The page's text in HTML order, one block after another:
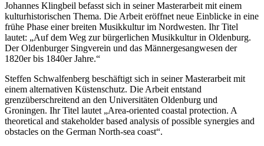
Johannes Klingbeil befasst sich in seiner Masterarbeit mit einem
kulturhistorischen Thema. Die Arbeit eröffnet neue Einblicke in eine
frühe Phase einer breiten Musikkultur im Nordwesten. Ihr Titel
lautet: „Auf dem Weg zur bürgerlichen Musikkultur in Oldenburg.
Der Oldenburger Singverein und das Männergesangwesen der
1820er bis 1840er Jahre.“
Steffen Schwalfenberg beschäftigt sich in seiner Masterarbeit mit
einem alternativen Küstenschutz. Die Arbeit entstand
grenzüberschreitend an den Universitäten Oldenburg und
Groningen. Ihr Titel lautet „Area-oriented coastal protection. A
theoretical and stakeholder based analysis of possible synergies and
obstacles on the German North-sea coast“.